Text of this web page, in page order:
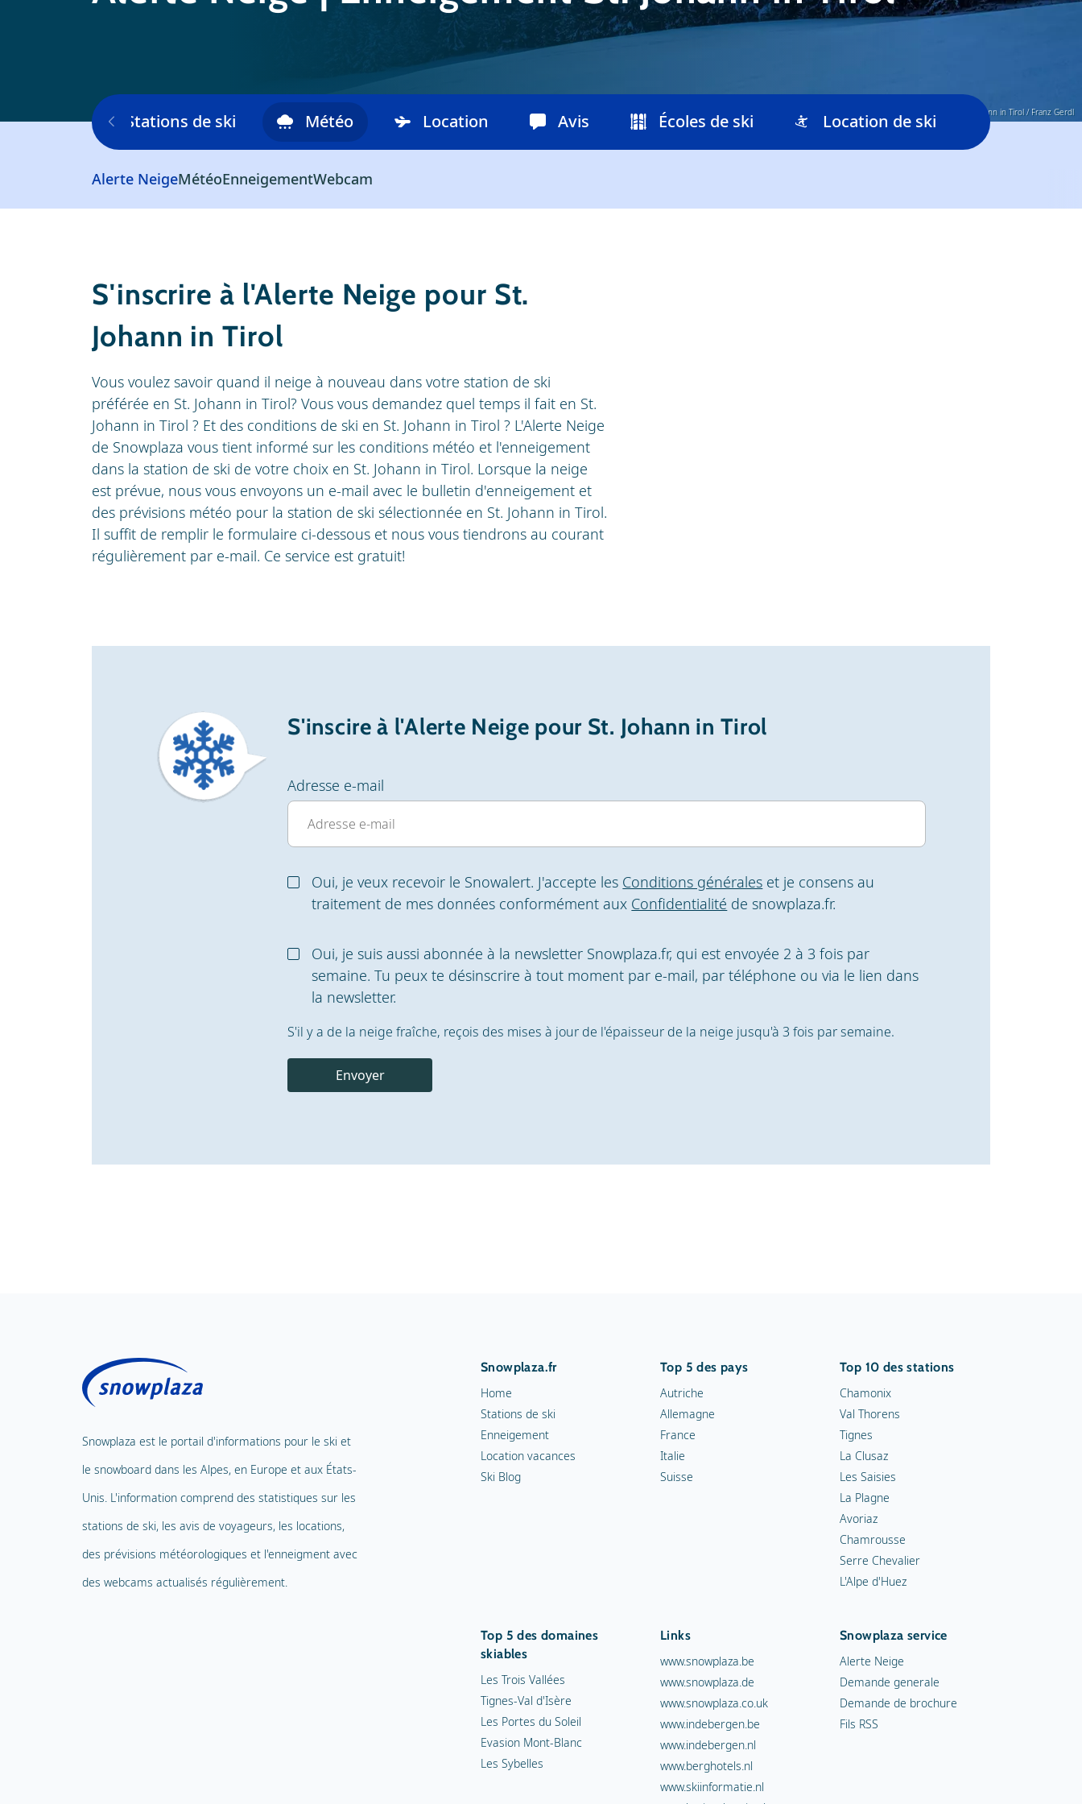
© St. Johann in Tirol / Franz Gerdl
Stations de ski Météo Location Avis Écoles de ski Location de ski
Alerte NeigeMétéoEnneigementWebcam
S'inscrire à l'Alerte Neige pour St.
Johann in Tirol
Vous voulez savoir quand il neige à nouveau dans votre station de ski
préférée en St. Johann in Tirol? Vous vous demandez quel temps il fait en St.
Johann in Tirol ? Et des conditions de ski en St. Johann in Tirol ? L'Alerte Neige
de Snowplaza vous tient informé sur les conditions météo et l'enneigement
dans la station de ski de votre choix en St. Johann in Tirol. Lorsque la neige
est prévue, nous vous envoyons un e-mail avec le bulletin d'enneigement et
des prévisions météo pour la station de ski sélectionnée en St. Johann in Tirol.
Il suffit de remplir le formulaire ci-dessous et nous vous tiendrons au courant
régulièrement par e-mail. Ce service est gratuit!
S'inscire à l'Alerte Neige pour St. Johann in Tirol
Adresse e-mail
Oui, je veux recevoir le Snowalert. J'accepte les Conditions générales et je consens au
traitement de mes données conformément aux Confidentialité de snowplaza.fr.
Oui, je suis aussi abonnée à la newsletter Snowplaza.fr, qui est envoyée 2 à 3 fois par
semaine. Tu peux te désinscrire à tout moment par e-mail, par téléphone ou via le lien dans
la newsletter.
S'il y a de la neige fraîche, reçois des mises à jour de l'épaisseur de la neige jusqu'à 3 fois par semaine.
Envoyer
Snowplaza est le portail d'informations pour le ski et
le snowboard dans les Alpes, en Europe et aux États-
Unis. L'information comprend des statistiques sur les
stations de ski, les avis de voyageurs, les locations,
des prévisions météorologiques et l'enneigment avec
des webcams actualisés régulièrement.
Snowplaza.fr
Home
Stations de ski
Enneigement
Location vacances
Ski Blog
Top 5 des pays
Autriche
Allemagne
France
Italie
Suisse
Top 10 des stations
Chamonix
Val Thorens
Tignes
La Clusaz
Les Saisies
La Plagne
Avoriaz
Chamrousse
Serre Chevalier
L'Alpe d'Huez
Top 5 des domaines
skiables
Les Trois Vallées
Tignes-Val d'Isère
Les Portes du Soleil
Evasion Mont-Blanc
Les Sybelles
Links
www.snowplaza.be
www.snowplaza.de
www.snowplaza.co.uk
www.indebergen.be
www.indebergen.nl
www.berghotels.nl
www.skiinformatie.nl
Snowplaza service
Alerte Neige
Demande generale
Demande de brochure
Fils RSS